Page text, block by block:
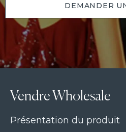
DEMANDER
Vendre Wholesale
Présentation du produit